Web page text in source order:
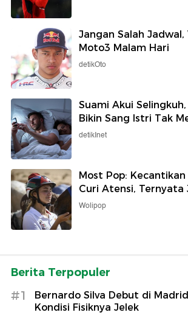
Jangan Salah Jadwal,
Moto3 Malam Hari
detikOto
Suami Akui
Bikin Sang Istri Tak
detikInet
Most Pop:
Curi Atensi, Ternyata
Wolipop
Berita Terpopuler
#1
Bernardo Silva Debut di
Kondisi Fisiknya Jelek